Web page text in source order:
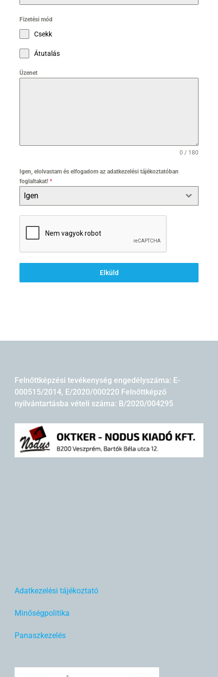
Fizetési mód
Csekk
Átutalás
Üzenet
0 / 180
Igen, elolvastam és elfogadom az adatkezelési tájékoztatóban
foglaltakat! *
Igen
Elküld
Felnőttképzési tevékenység engedélyszáma: E-
000515/2014, E/2020/000220 Felnőttképző
nyilvántartásba vételi száma: B/2020/004295
Adatkezelési tájékoztató
Minőségpolitika
Panaszkezelés